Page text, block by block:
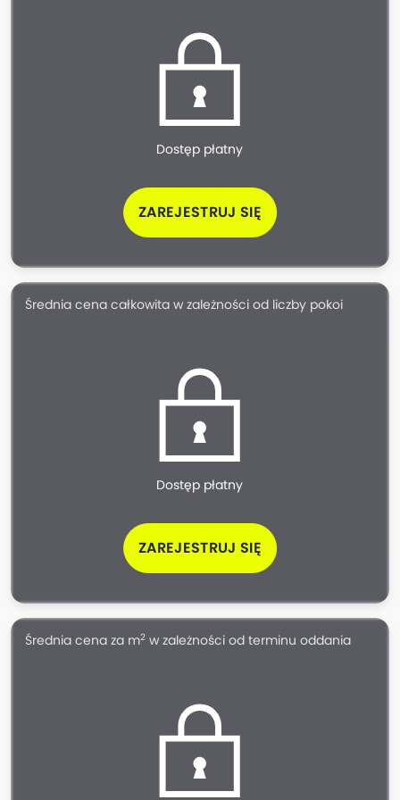
Dostęp płatny
ZAREJESTRUJ SIĘ
Średnia cena całkowita w zależności od liczby pokoi
Dostęp płatny
ZAREJESTRUJ SIĘ
Średnia cena za m2 w zależności od terminu oddania